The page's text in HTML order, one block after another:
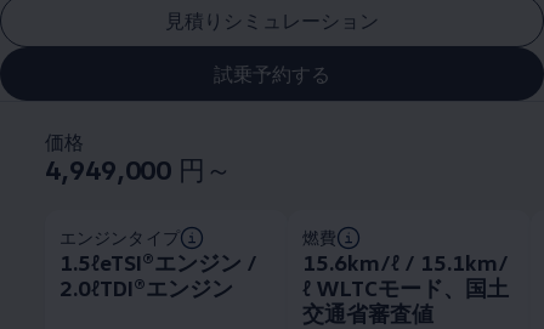
見積りシミュレーション
試乗予約する
価格
4,949,000 円～
エンジンタイプ
1.5ℓeTSI®エンジン /
2.0ℓTDI®エンジン
燃費
15.6km/ℓ / 15.1km/
ℓ WLTCモード、国土
交通省審査値